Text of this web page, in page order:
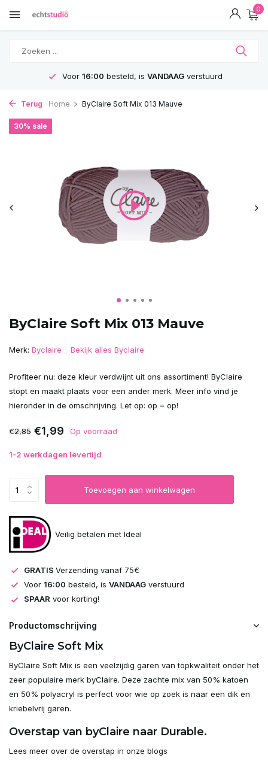
0
Voor 16:00 besteld, is VANDAAGverstuurd
Terug Home ByClaire Soft Mix 013 Mauve
ByClaire Soft Mix 013 Mauve
30% sale
Merk: Byclaire Bekijk alles Byclaire
Profiteer nu: deze kleur verdwijnt uit ons assortiment! ByClaire
stopt en maakt plaats voor een ander merk. Meer info vind je
hieronder in de omschrijving. Let op: op = op!
€2,85 €1,99 Op voorraad
1-2 werkdagen levertijd
Toevoegen aan winkelwagen
Veilig betalen met Ideal
GRATIS Verzending vanaf 75€
Voor 16:00 besteld, is VANDAAG verstuurd
SPAAR voor korting!
Productomschrijving
ByClaire Soft Mix
ByClaire Soft Mix is een veelzijdig garen van topkwaliteit onder het
zeer populaire merk byClaire. Deze zachte mix van 50% katoen
en 50% polyacryl is perfect voor wie op zoek is naar een dik en
kriebelvrij garen.
Overstap van byClaire naar Durable.
Lees meer over de overstap in onze blogs